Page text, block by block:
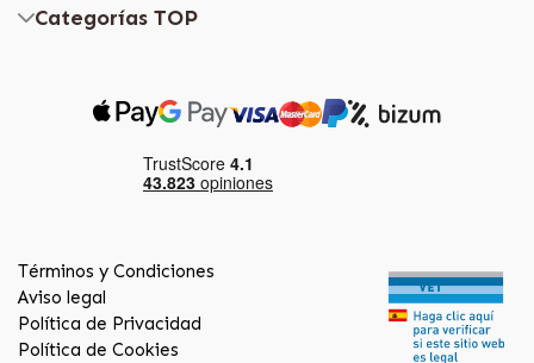
Categorías TOP
Términos y Condiciones
Aviso legal
Política de Privacidad
Política de Cookies